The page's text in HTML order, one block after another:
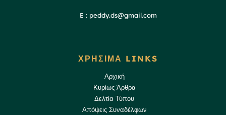
E : peddy.ds@gmail.com
ΧΡΗΣΙΜΑ LINKS
Αρχική
Κυρίως Άρθρα
Δελτία Τύπου
Απόψεις Συναδέλφων